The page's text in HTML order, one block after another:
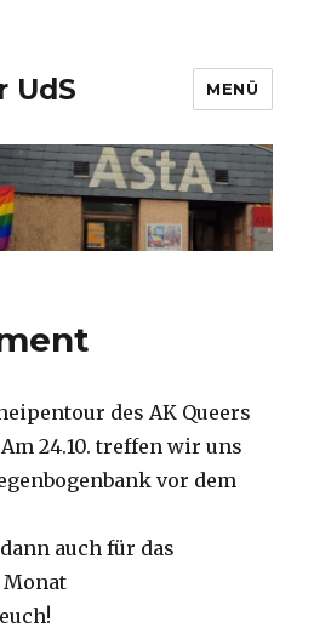
UdS MENÜ
des AK Queers
24.10. treffen wir uns
vor dem
auch für das
Monat